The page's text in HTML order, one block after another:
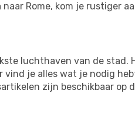
Rome, kom je rustiger
luchthaven van de
je alles wat je nodig
zijn beschikbaar